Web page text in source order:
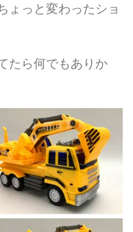
ょっと変わったショ
たら何でもありか